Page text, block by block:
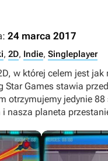
24 marca 2017
, 2D, Indie, Singleplayer
w której celem jest
Star Games stawia
otrzymujemy jedynie
i nasza planeta